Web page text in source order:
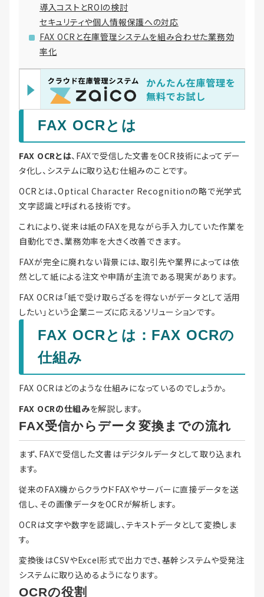
導入コストとROIの検討
セキュリティや個人情報保護への対応
FAX OCRと在庫管理システムを組み合わせた業務効
率化
FAX OCRとは
FAX OCRとは、FAXで受信した文書をOCR技術によってデー
タ化し、システムに取り込む仕組みのことです。
OCRとは、Optical Character Recognitionの略で光学式
文字認識と呼ばれる技術です。
これにより、従来は紙のFAXを見ながら手入力していた作業を
自動化でき、業務効率を大きく改善できます。
FAXが完全に廃れない背景には、取引先や業界によっては依
然として紙による注文や申請が主流である現実があります。
FAX OCRは「紙で受け取らざるを得ないがデータとして活用
したい」という企業ニーズに応えるソリューションです。
FAX OCRとは：FAX OCRの
仕組み
FAX OCRはどのような仕組みになっているのでしょうか。
FAX OCRの仕組みを解説します。
FAX受信からデータ変換までの流れ
まず、FAXで受信した文書はデジタルデータとして取り込まれ
ます。
従来のFAX機からクラウドFAXやサーバーに直接データを送
信し、その画像データをOCRが解析します。
OCRは文字や数字を認識し、テキストデータとして変換しま
す。
変換後はCSVやExcel形式で出力でき、基幹システムや受発注
システムに取り込めるようになります。
OCRの役割